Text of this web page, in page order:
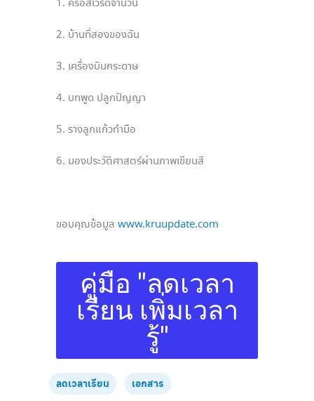
1. ครอสเวิร์ดจำนวน
2. บ้านที่สองของฉัน
3. เครื่องบินกระดาษ
4. บทพูด ปลูกปัญญา
5. รางลูกแก้วทำมือ
6. มองประวัติศาสตร์ผ่านภาพเขียนสี
ขอบคุณข้อมูล www.kruupdate.com
คู่มือ "ลดเวลา
เรียน เพิ่มเวลา
รู้"
ลดเวลาเรียน เอกสาร